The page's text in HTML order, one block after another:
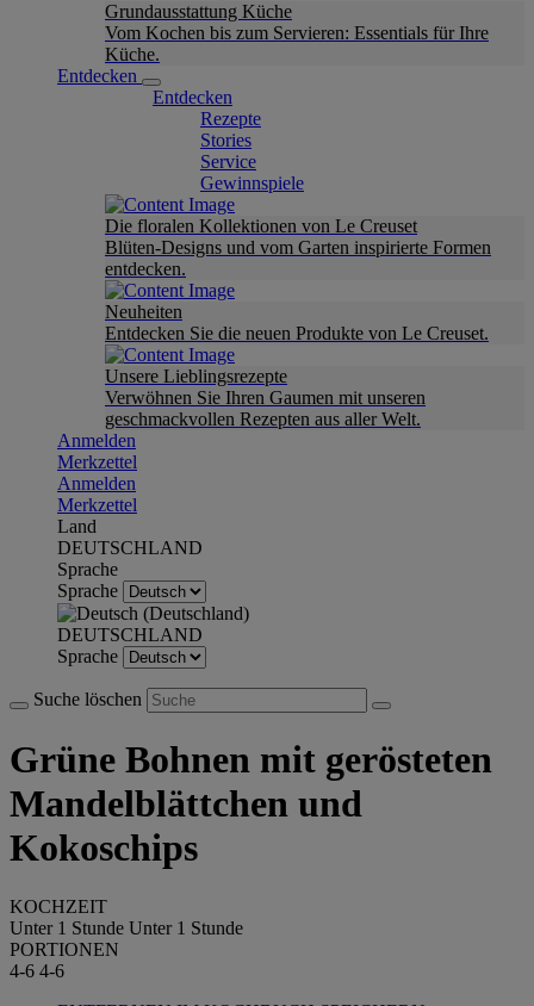
Grundausstattung Küche
Vom Kochen bis zum Servieren: Essentials für Ihre
Küche.
Entdecken
Entdecken
Rezepte
Stories
Service
Gewinnspiele
Die floralen Kollektionen von Le Creuset
Blüten-Designs und vom Garten inspirierte Formen
entdecken.
Neuheiten
Entdecken Sie die neuen Produkte von Le Creuset.
Unsere Lieblingsrezepte
Verwöhnen Sie Ihren Gaumen mit unseren
geschmackvollen Rezepten aus aller Welt.
Anmelden
Merkzettel
Anmelden
Merkzettel
Land
DEUTSCHLAND
Sprache
Sprache
DEUTSCHLAND
Sprache
Suche löschen
Grüne Bohnen mit gerösteten
Mandelblättchen und
Kokoschips
KOCHZEIT
Unter 1 Stunde Unter 1 Stunde
PORTIONEN
4-6 4-6